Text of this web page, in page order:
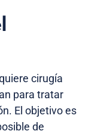
cirugía
para tratar
El objetivo es
de